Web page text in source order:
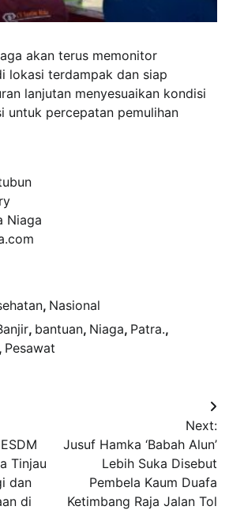
akan terus memonitor
lokasi terdampak dan siap
lanjutan menyesuaikan kondisi
untuk percepatan pemulihan
Niaga
, Nasional
, bantuan, Niaga, Patra.,
, Pesawat
Tinjau
dan
di
Next:
Jusuf Hamka ‘Babah Alun’
Lebih Suka Disebut
Pembela Kaum Duafa
Ketimbang Raja Jalan Tol